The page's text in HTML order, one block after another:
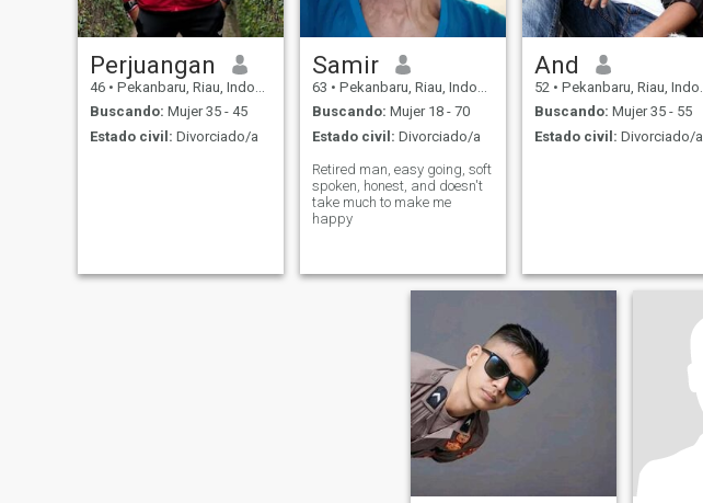
Perjuangan
46 • Pekanbaru, Riau, Indonesia
Buscando: Mujer 35 - 45
Estado civil: Divorciado/a
Samir
63 • Pekanbaru, Riau, Indonesia
Buscando: Mujer 18 - 70
Estado civil: Divorciado/a
Retired man, easy going, soft
spoken, honest, and doesn't
take much to make me
happy
And
52 • Pekanbaru, Riau, Indonesia
Buscando: Mujer 35 - 55
Estado civil: Divorciado/a